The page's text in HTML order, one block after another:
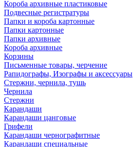
Короба архивные пластиковые
Подвесные регистратуры
Папки и короба картонные
Папки картонные
Папки архивные
Короба архивные
Корзины
Письменные товары, черчение
Рапидографы, Изографы и аксессуары
Стержни, чернила, тушь
Чернила
Стержни
Карандаши
Карандаши цанговые
Грифели
Карандаши чернографитные
Карандаши специальные